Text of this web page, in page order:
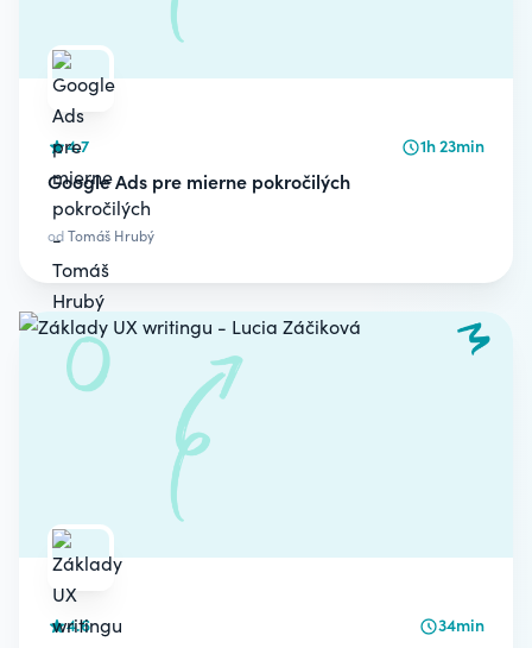
4.7 1h 23min
Google Ads pre mierne pokročilých
odTomáš Hrubý
4.6 34min